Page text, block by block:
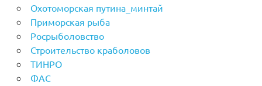
Охотоморская путина_минтай
Приморская рыба
Росрыболовство
Строительство краболовов
ТИНРО
ФАС